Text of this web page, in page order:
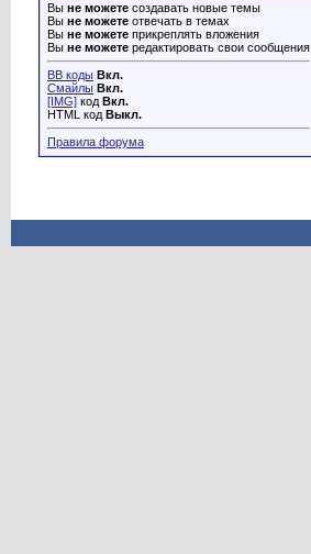
Вы не можете создавать новые темы
Вы не можете отвечать в темах
Вы не можете прикреплять вложения
Вы не можете редактировать свои сообщения
BB коды Вкл.
Смайлы Вкл.
[IMG] код Вкл.
HTML код Выкл.
Правила форума